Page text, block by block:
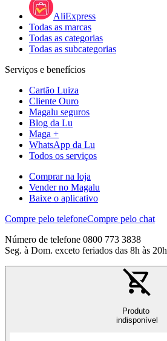
AliExpress
Todas as marcas
Todas as categorias
Todas as subcategorias
Serviços e benefícios
Cartão Luiza
Cliente Ouro
Magalu seguros
Blog da Lu
Maga +
WhatsApp da Lu
Todos os serviços
Comprar na loja
Vender no Magalu
Baixe o aplicativo
Compre pelo telefoneCompre pelo chat
Número de telefone 0800 773 3838
Seg. à Dom. exceto feriados das 8h às 20h
Produto
indisponível